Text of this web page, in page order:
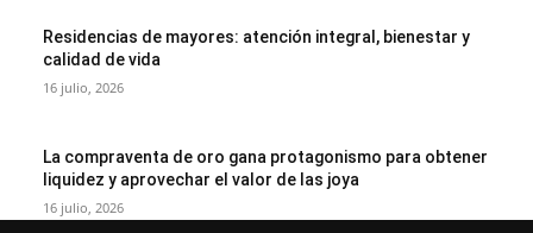
Residencias de mayores: atención integral, bienestar y
calidad de vida
16 julio, 2026
La compraventa de oro gana protagonismo para obtener
liquidez y aprovechar el valor de las joya
16 julio, 2026